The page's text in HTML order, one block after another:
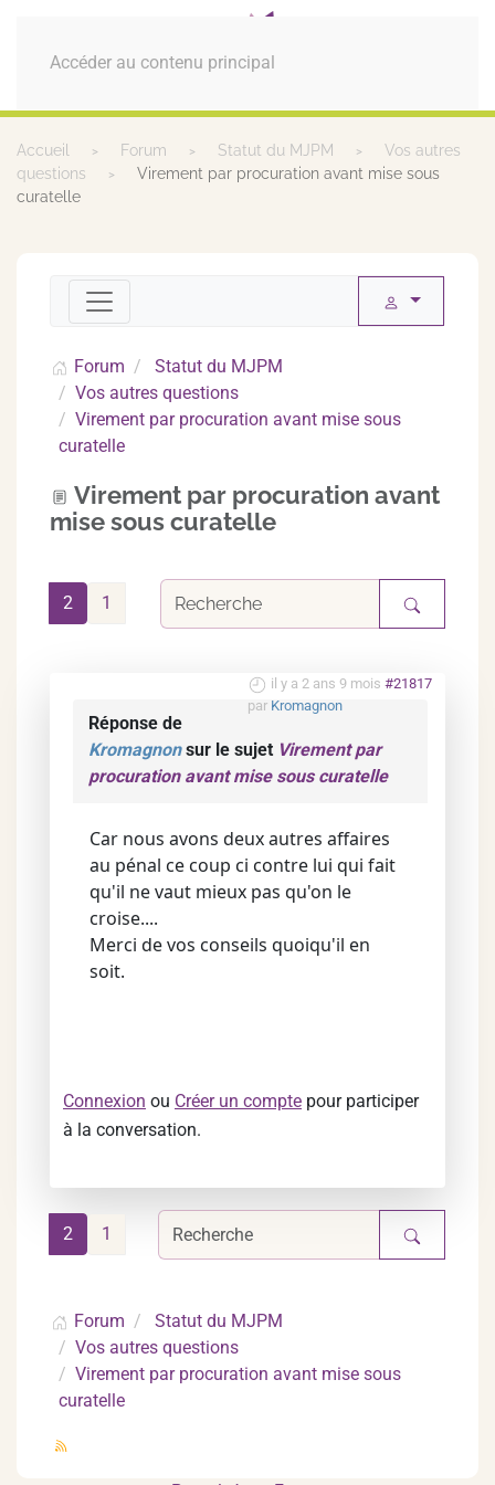
Accéder au contenu principal
MENU
Accueil Forum Statut du MJPM
Vos autres
questions
Virement par procuration avant mise sous
curatelle
Forum
Statut du MJPM
Vos autres questions
Virement par procuration avant mise sous
curatelle
Virement par procuration avant
mise sous curatelle
1
2
il y a 2 ans 9 mois #21817
par Kromagnon
Réponse de
Kromagnonsur le sujet Virement par
procuration avant mise sous curatelle
Car nous avons deux autres affaires
au pénal ce coup ci contre lui qui fait
qu'il ne vaut mieux pas qu'on le
croise....
Merci de vos conseils quoiqu'il en
soit.
Connexion ou Créer un compte pour participer
à la conversation.
1
2
Forum
Statut du MJPM
Vos autres questions
Virement par procuration avant mise sous
curatelle